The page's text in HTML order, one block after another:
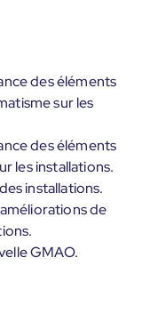
des éléments
sur les
des éléments
les installations.
installations.
de
GMAO.